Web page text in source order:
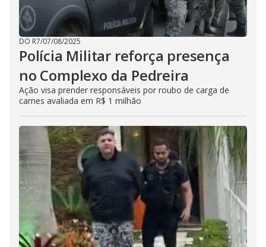
DO R7/07/08/2025
Polícia Militar reforça presença
no Complexo da Pedreira
Ação visa prender responsáveis por roubo de carga de
carnes avaliada em R$ 1 milhão